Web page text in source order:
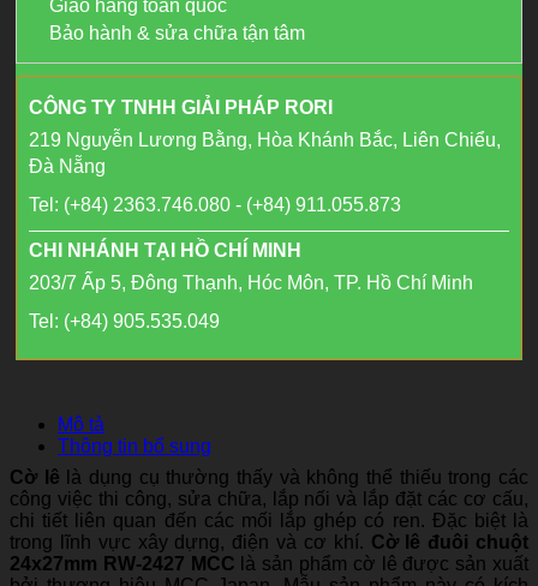
Giao hàng toàn quốc
Bảo hành & sửa chữa tận tâm
CÔNG TY TNHH GIẢI PHÁP RORI
219 Nguyễn Lương Bằng, Hòa Khánh Bắc, Liên Chiểu,
Đà Nẵng
Tel: (+84) 2363.746.080 - (+84) 911.055.873
CHI NHÁNH TẠI HỒ CHÍ MINH
203/7 Ấp 5, Đông Thạnh, Hóc Môn, TP. Hồ Chí Minh
Tel: (+84) 905.535.049
Mô tả
Thông tin bổ sung
Cờ lê là dụng cụ thường thấy và không thể thiếu trong các
công việc thi công, sửa chữa, lắp nối và lắp đặt các cơ cấu,
chi tiết liên quan đến các mối lắp ghép có ren. Đặc biệt là
trong lĩnh vực xây dựng, điện và cơ khí. Cờ lê đuôi chuột
24x27mm RW-2427 MCC là sản phẩm cờ lê được sản xuất